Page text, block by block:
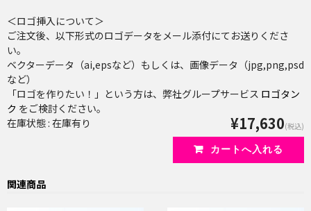
＜ロゴ挿入について＞
ご注文後、以下形式のロゴデータをメール添付にてお送りくださ
い。
ベクターデータ（ai,epsなど）もしくは、画像データ（jpg,png,psd
など）
「ロゴを作りたい！」という方は、弊社グループサービス ロゴタン
ク をご検討ください。
在庫状態 : 在庫有り
¥17,630(税込)
関連商品